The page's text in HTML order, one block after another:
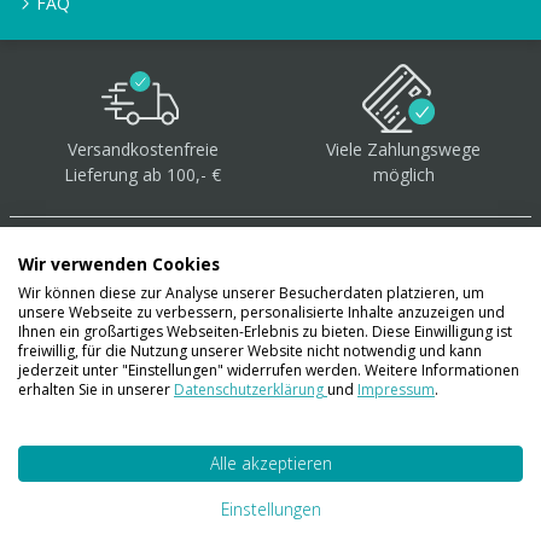
Versandkostenfreie
Lieferung ab 100,- €
Viele Zahlungswege
möglich
Über 40.000 Artikel auf
Lager
Wir verwenden Cookies
Wir können diese zur Analyse unserer Besucherdaten platzieren, um
unsere Webseite zu verbessern, personalisierte Inhalte anzuzeigen und
Ihnen ein großartiges Webseiten-Erlebnis zu bieten. Diese Einwilligung ist
freiwillig, für die Nutzung unserer Website nicht notwendig und kann
jederzeit unter "Einstellungen" widerrufen werden. Weitere Informationen
erhalten Sie in unserer Datenschutzerklärungund Impressum.
Alle akzeptieren
Einstellungen